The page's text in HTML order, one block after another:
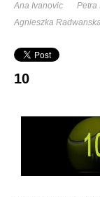
Ana Ivanovic
Petra
Agnieszka Radwanska
10